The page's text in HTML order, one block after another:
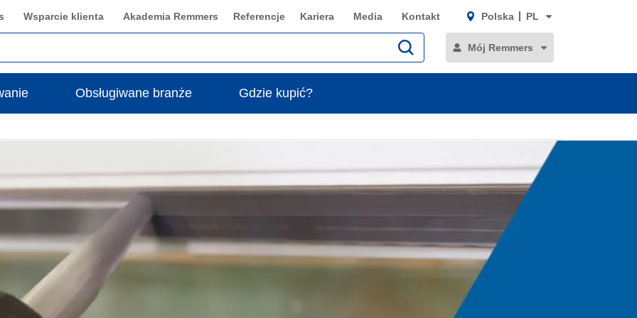
Wsparcie klienta Akademia Remmers Referencje Kariera Media Kontakt Polska PL
Mój Remmers
Obsługiwane branże Gdzie kupić?